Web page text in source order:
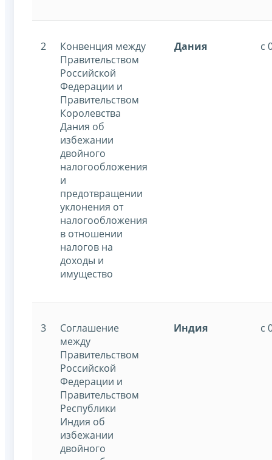
2
Конвенция между
Правительством
Российской
Федерации и
Правительством
Королевства
Дания об
избежании
двойного
налогообложения
и
предотвращении
уклонения от
налогообложения
в отношении
налогов на
доходы и
имущество
Дания с
3
Соглашение
между
Правительством
Российской
Федерации и
Правительством
Республики
Индия об
избежании
двойного
Индия с